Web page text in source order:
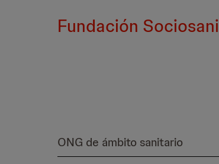
Fundación
ONG de ámbito sanitario